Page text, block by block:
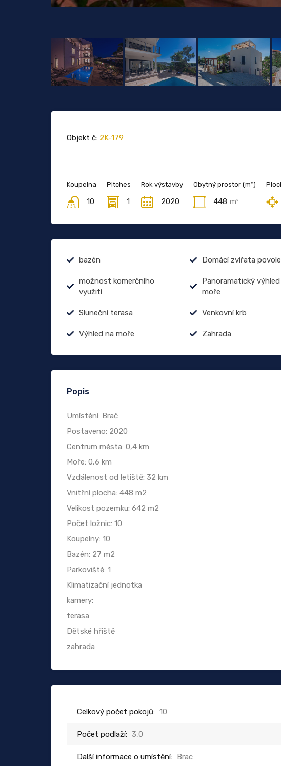
Objekt č: 2K-179
Koupelna
10
Pitches
1
Rok výstavby
2020
Obytný prostor (m²)
448 m²
bazén Domácí zvířata
možnost komerčního
využití
Panoramatický výhled
moře
Sluneční terasa Venkovní krb
Výhled na moře Zahrada
Popis
Umístění: Brač
Postaveno: 2020
Centrum města: 0,4 km
Moře: 0,6 km
Vzdálenost od letiště: 32 km
Vnitřní plocha: 448 m2
Velikost pozemku: 642 m2
Počet ložnic: 10
Koupelny: 10
Bazén: 27 m2
Parkoviště: 1
Klimatizační jednotka
kamery:
terasa
Dětské hřiště
zahrada
Celkový počet pokojů: 10
Počet podlaží: 3,0
Další informace o umístění: Brac